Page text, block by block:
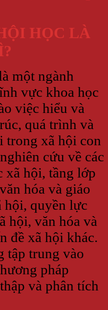
HỌC LÀ
một ngành
vực khoa học
việc hiểu và
quá trình và
trong xã hội con
cứu về các
xã hội, tầng lớp
hóa và giáo
hội, quyền lực
hội, văn hóa và
đề xã hội khác.
tập trung vào
pháp
và phân tích